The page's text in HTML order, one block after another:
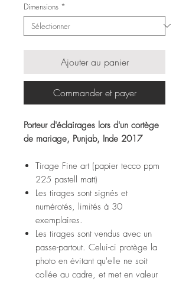
Dimensions *
Ajouter au panier
Commander et payer
Porteur d'éclairages lors d'un cortège
de mariage, Punjab, Inde 2017
Tirage Fine art (papier tecco ppm
225 pastell matt)
Les tirages sont signés et
numérotés, limités à 30
exemplaires.
Les tirages sont vendus avec un
passe-partout. Celui-ci protège la
photo en évitant qu'elle ne soit
collée au cadre, et met en valeur